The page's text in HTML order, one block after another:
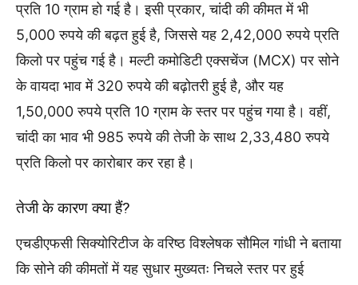
प्रति 10 ग्राम हो गई है। इसी प्रकार, चांदी की कीमत में भी
5,000 रुपये की बढ़त हुई है, जिससे यह 2,42,000 रुपये प्रति
किलो पर पहुंच गई है। मल्टी कमोडिटी एक्सचेंज (MCX) पर सोने
के वायदा भाव में 320 रुपये की बढ़ोतरी हुई है, और यह
1,50,000 रुपये प्रति 10 ग्राम के स्तर पर पहुंच गया है। वहीं,
चांदी का भाव भी 985 रुपये की तेजी के साथ 2,33,480 रुपये
प्रति किलो पर कारोबार कर रहा है।
तेजी के कारण क्या हैं?
एचडीएफसी सिक्योरिटीज के वरिष्ठ विश्लेषक सौमिल गांधी ने बताया
कि सोने की कीमतों में यह सुधार मुख्यतः निचले स्तर पर हुई